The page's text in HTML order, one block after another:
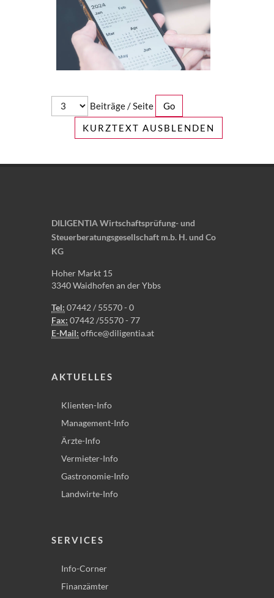
Beiträge / Seite
KURZTEXT AUSBLENDEN
DILIGENTIA Wirtschaftsprüfung- und
Steuerberatungsgesellschaft m.b. H. und Co
KG
Hoher Markt 15
3340 Waidhofen an der Ybbs
Tel: 07442 / 55570 - 0
Fax: 07442 /55570 - 77
E-Mail: office@diligentia.at
AKTUELLES
Klienten-Info
Management-Info
Ärzte-Info
Vermieter-Info
Gastronomie-Info
Landwirte-Info
SERVICES
Info-Corner
Finanzämter